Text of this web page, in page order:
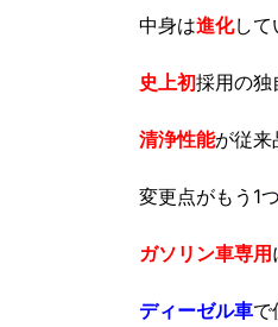
中身は進化して
史上初採用の独
清浄性能が従来
変更点がもう1つ
ガソリン車専用
ディーゼル車で